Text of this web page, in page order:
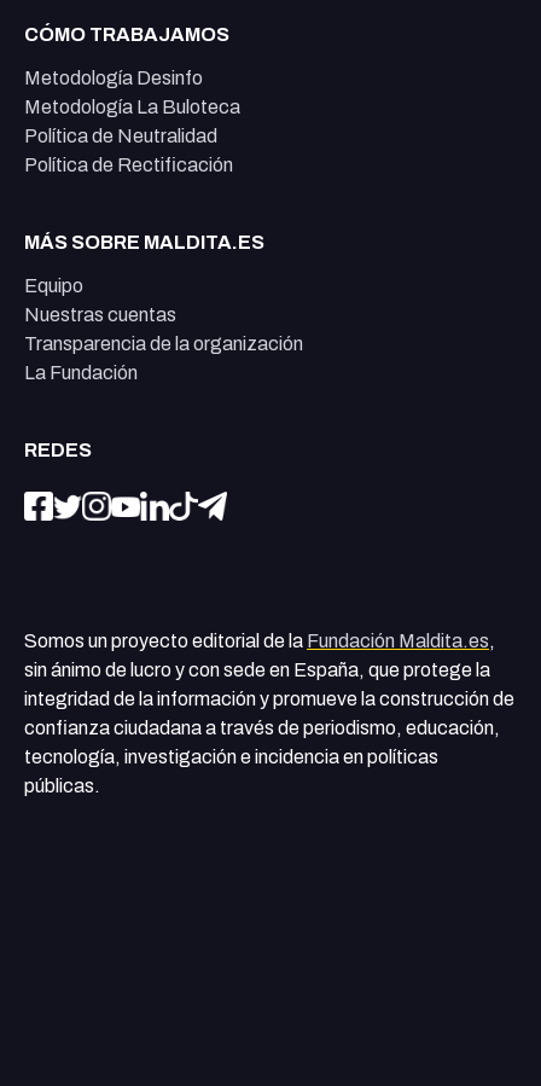
CÓMO TRABAJAMOS
Metodología Desinfo
Metodología La Buloteca
Política de Neutralidad
Política de Rectificación
MÁS SOBRE MALDITA.ES
Equipo
Nuestras cuentas
Transparencia de la organización
La Fundación
REDES
Somos un proyecto editorial de la Fundación Maldita.es,
sin ánimo de lucro y con sede en España, que protege la
integridad de la información y promueve la construcción de
confianza ciudadana a través de periodismo, educación,
tecnología, investigación e incidencia en políticas
públicas.